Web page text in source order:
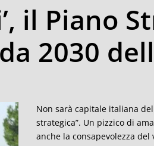
il Piano
2030
Non sarà capitale italiana
strategica”. Un pizzico di
anche la consapevolezza